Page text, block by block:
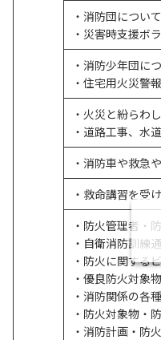
・消防団につい
・災害時支援ボ
・消防少年団に
・住宅用火災警
・火災と紛らわ
・道路工事、水
・消防車や救急
・救命講習を受
・防火管理者・
・自衛消防訓練
・防火に関する
・優良防火対象
・消防関係の各
・防火対象物・
・消防計画・防